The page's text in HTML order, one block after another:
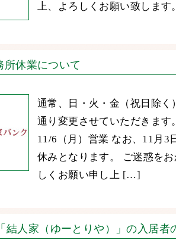
上、よろしくお願い致します
休業について
通常、日・火・金（祝日除く
通り変更させていただきます
11/6（月）営業 なお、11月3
休みとなります。 ご迷惑を
しくお願い申し上 […]
結人家（ゆーとりや）」の入居者